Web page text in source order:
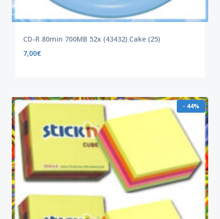
CD-R 80min 700MB 52x (43432) Cake (25)
7,00€
- 44%